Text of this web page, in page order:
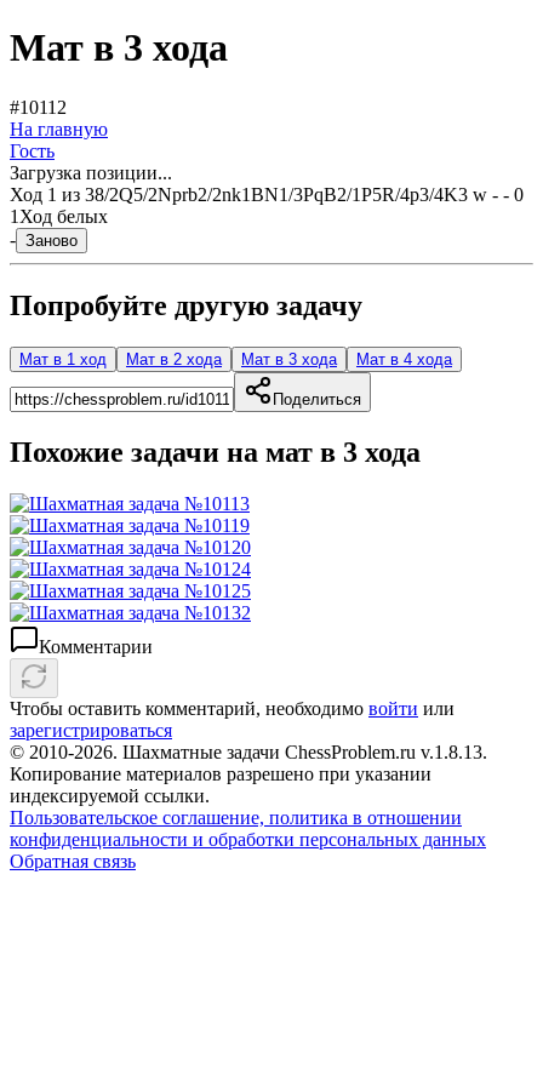
Мат в 3 хода
#10112
На главную
Гость
Загрузка позиции...
Ход 1 из 38/2Q5/2Nprb2/2nk1BN1/3PqB2/1P5R/4p3/4K3 w - - 0
1 Ход белых
- Заново
Попробуйте другую задачу
Мат в 1 ход Мат в 2 хода Мат в 3 хода Мат в 4 хода
Поделиться
Похожие задачи на мат в 3 хода
Комментарии
Чтобы оставить комментарий, необходимо войти или
зарегистрироваться
© 2010-2026. Шахматные задачи ChessProblem.ru v.1.8.13.
Копирование материалов разрешено при указании
индексируемой ссылки.
Пользовательское соглашение, политика в отношении
конфиденциальности и обработки персональных данных
Обратная связь